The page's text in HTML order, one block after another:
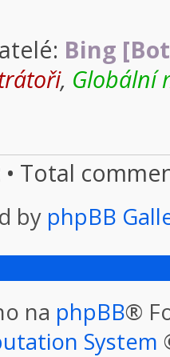
Bing
, Globální
• Total
by phpBB
na phpBB®
System